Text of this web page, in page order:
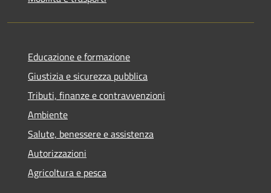
Educazione e formazione
Giustizia e sicurezza pubblica
Tributi, finanze e contravvenzioni
Ambiente
Salute, benessere e assistenza
Autorizzazioni
Agricoltura e pesca